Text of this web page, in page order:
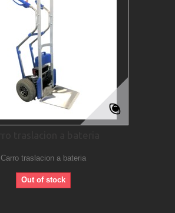
Carro traslacion a bateria
Out of stock